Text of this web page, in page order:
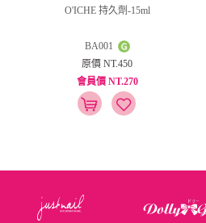
O'ICHE 持久劑-15ml
BA001
原價 NT.450
會員價 NT.270